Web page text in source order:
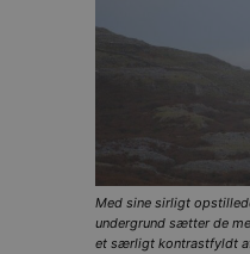
Med sine sirligt
undergrund sætter de
et særligt kontrastfyldt